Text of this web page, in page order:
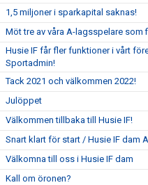
1,5 miljoner i sparkapital saknas!
Möt tre av våra A-lagsspelare som
Husie IF får fler funktioner i vårt
Sportadmin!
Tack 2021 och välkommen 2022!
Julöppet
Välkommen tillbaka till Husie IF!
Snart klart för start / Husie IF dam A
Välkomna till oss i Husie IF dam
Kall om öronen?